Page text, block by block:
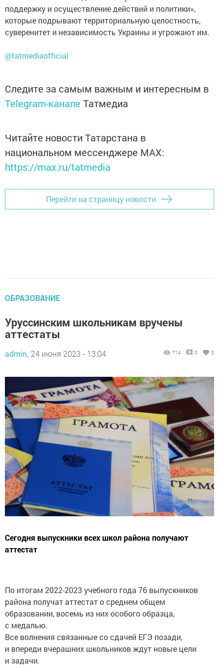
поддержку и осуществление действий и политики»,
которые подрывают территориальную целостность,
суверенитет и независимость Украины и угрожают им.
@tatmediaofficial
Следите за самым важным и интересным в
Telegram-канале Татмедиа
Читайте новости Татарстана в
национальном мессенджере MАХ:
https://max.ru/tatmedia
Перейти на страницу новости
ОБРАЗОВАНИЕ
Уруссинским школьникам вручены
аттестаты
admin, 24 июня 2023 - 13:04 714 0 0
Сегодня выпускники всех школ района получают
аттестат
По итогам 2022-2023 учебного года 76 выпускников
района получат аттестат о среднем общем
образовании, восемь из них особого образца,
с медалью.
Все волнения связанные со сдачей ЕГЭ позади,
и впереди вчерашних школьников ждут новые цели
и задачи.